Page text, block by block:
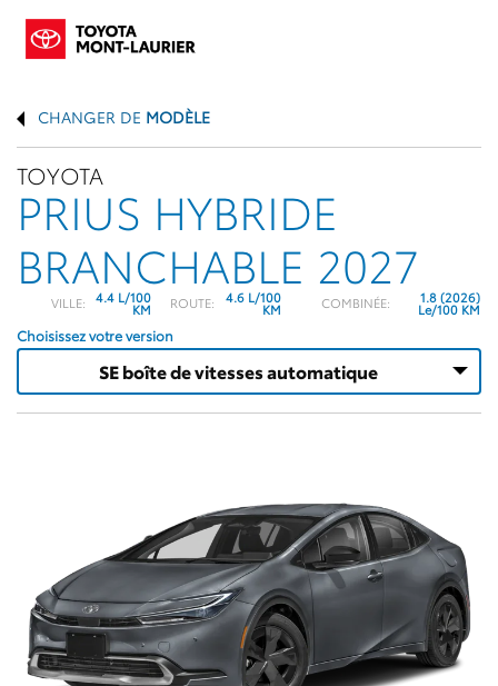
CHANGER DE MODÈLE
TOYOTA
PRIUS HYBRIDE
BRANCHABLE 2027
VILLE: 4.4 L/100
KM ROUTE: 4.6 L/100
KM COMBINÉE: 1.8 (2026)
Le/100 KM
Choisissez votre version
SE boîte de vitesses automatique